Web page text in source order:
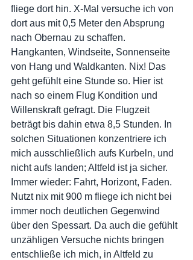
fliege dort hin. X-Mal versuche ich von
dort aus mit 0,5 Meter den Absprung
nach Obernau zu schaffen.
Hangkanten, Windseite, Sonnenseite
von Hang und Waldkanten. Nix! Das
geht gefühlt eine Stunde so. Hier ist
nach so einem Flug Kondition und
Willenskraft gefragt. Die Flugzeit
beträgt bis dahin etwa 8,5 Stunden. In
solchen Situationen konzentriere ich
mich ausschließlich aufs Kurbeln, und
nicht aufs landen; Altfeld ist ja sicher.
Immer wieder: Fahrt, Horizont, Faden.
Nutzt nix mit 900 m fliege ich nicht bei
immer noch deutlichen Gegenwind
über den Spessart. Da auch die gefühlt
unzähligen Versuche nichts bringen
entschließe ich mich, in Altfeld zu